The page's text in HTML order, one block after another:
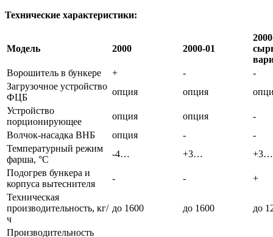
Технические характеристики:
Модель 2000 2000-01
Ворошитель в бункере
+ -
-
Загрузочное устройство
ФЦБ
опция опция
Устройство
порционирующее
опция опция
-
Волчок-насадка ВНБ
опция -
-
Температурный режим
фарша, °C
-4… +3…
Подогрев бункера и
корпуса вытеснителя
- -
+
Техническая
производительность, кг/
ч
до 1600 до 1600 до
Производительность